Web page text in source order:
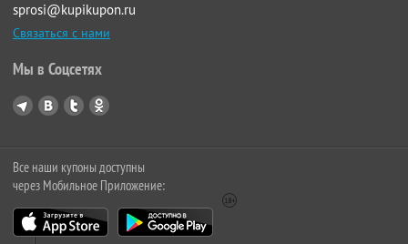
sprosi@kupikupon.ru
Связаться с нами
Мы в Соцсетях
Все наши купоны доступны
через Мобильное Приложение: